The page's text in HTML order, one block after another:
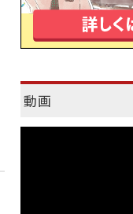
動画